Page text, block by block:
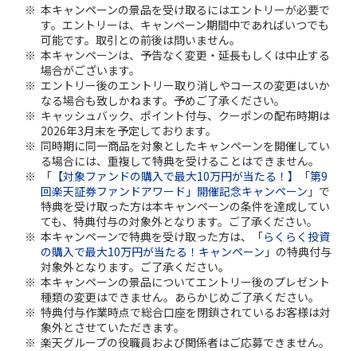
本キャンペーンの景品を受け取るにはエントリーが必要で
す。エントリーは、キャンペーン期間中であればいつでも
可能です。取引との前後は問いません。
本キャンペーンは、予告なく変更・延長もしくは中止する
場合がございます。
エントリー後のエントリー取り消しやコースの変更はいか
なる場合も致しかねます。予めご了承ください。
キャッシュバック、ポイント付与、クーポンの配布時期は
2026年3月末を予定しております。
同時期に同一商品を対象としたキャンペーンを開催してい
る場合には、重複して特典を受けることはできません。
「【対象ファンドの購入で最大10万円が当たる！】「第9
回楽天証券ファンドアワード」開催記念キャンペーン 」で
特典を受け取った方は本キャンペーンの条件を達成してい
ても、特典付与の対象外となります。ご了承ください。
本キャンペーンで特典を受け取った方は、「らくらく投資
の購入で最大10万円が当たる！キャンペーン 」の特典付与
対象外となります。ご了承ください。
本キャンペーンの景品についてエントリー後のプレゼント
種類の変更はできません。あらかじめご了承ください。
特典付与作業時点で総合口座を閉鎖されているお客様は対
象外とさせていただきます。
楽天グループの役職員および関係者はご応募できません。